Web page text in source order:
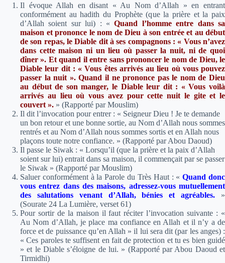
Il évoque Allah en disant « Au Nom d’Allah » en entrant
conformément au hadith du Prophète (que la prière et la paix
d’Allah soient sur lui) : «Quand l’homme entre dans sa
maison et prononce le nom de Dieu à son entrée et au début
de son repas, le Diable dit à ses compagnons : « Vous n’avez
dans cette maison ni un lieu où passer la nuit, ni de quoi
dîner ». Et quand il entre sans prononcer le nom de Dieu, le
Diable leur dit : « Vous êtes arrivés au lieu où vous pouvez
passer la nuit ». Quand il ne prononce pas le nom de Dieu
au début de son manger, le Diable leur dit : « Vous voilà
arrivés au lieu où vous avez pour cette nuit le gite et le
couvert ». » (Rapporté par Mouslim)
Il dit l’invocation pour entrer : « Seigneur Dieu ! Je te demande
un bon retour et une bonne sortie, au Nom d’Allah nous sommes
rentrés et au Nom d’Allah nous sommes sortis et en Allah nous
plaçons toute notre confiance. » (Rapporté par Abou Daoud)
Il passe le Siwak : « Lorsqu’il (que la prière et la paix d’Allah
soient sur lui) entrait dans sa maison, il commençait par se passer
le Siwak » (Rapporté par Mouslim)
Saluer conformément à la Parole du Très Haut : « Quand donc
vous entrez dans des maisons, adressez-vous mutuellement
des salutations venant d’Allah, bénies et agréables.
»
(Sourate 24 La Lumière, verset 61)
Pour sortir de la maison il faut réciter l’invocation suivante : «
Au Nom d’Allah, je place ma confiance en Allah et il n’y a de
force et de puissance qu’en Allah » il lui sera dit (par les anges) :
« Ces paroles te suffisent en fait de protection et tu es bien guidé
» et le Diable s’éloigne de lui. » (Rapporté par Abou Daoud et
Tirmidhi)